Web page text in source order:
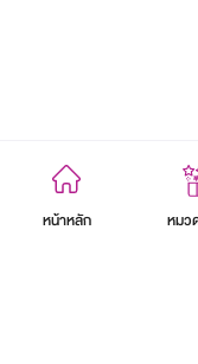
หน้าหลัก หมว
ข้อตกลงและเงื่อนไข